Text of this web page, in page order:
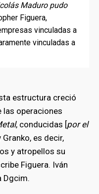
Maduro pudo
Figuera,
vinculadas a
vinculadas a
Maduro pudo
Figuera,
vinculadas a
vinculadas a
estructura creció
las operaciones
, conducidas [por el
es decir,
y atropellos su
Figuera. Iván
Dgcim.